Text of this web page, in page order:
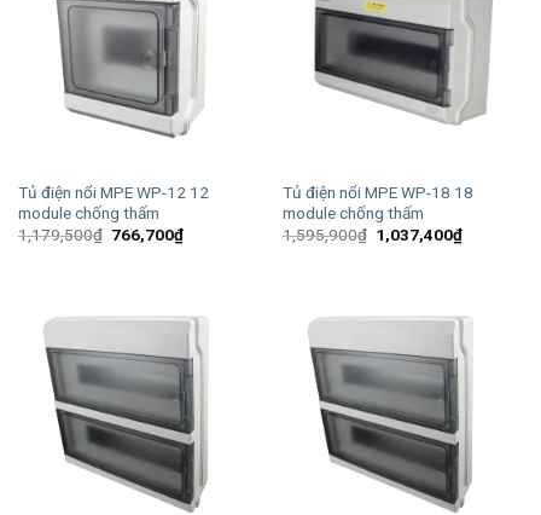
Tủ điện nổi MPE WP-12 12
module chống thấm
1,179,500₫ Giá
766,700₫Giá
hiện
Tủ điện nổi MPE WP-18 18
module chống thấm
1,595,900₫ Giá
gốc
1,037,400₫Giá
hiện